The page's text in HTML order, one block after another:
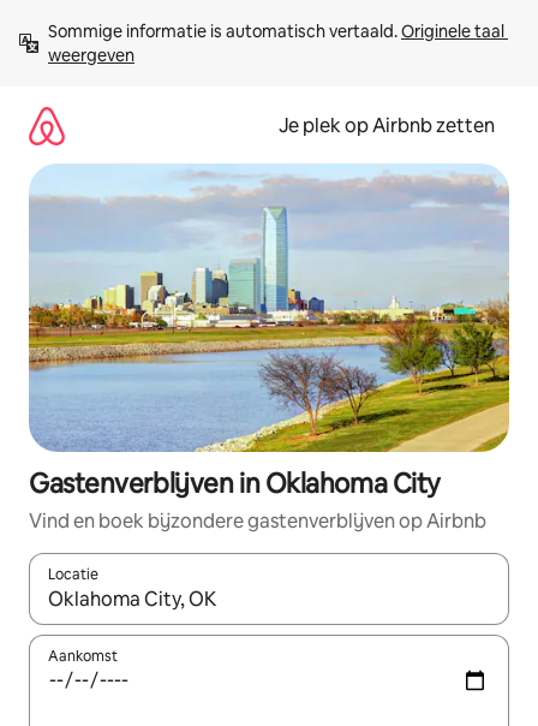
direct
naar
Sommige informatie is automatisch vertaald. Originele taal
weergeven
Je plek op Airbnb zetten
Gastenverblijven in Oklahoma City
Vind en boek bijzondere gastenverblijven op Airbnb
Locatie
Wanneer er resultaten beschikbaar zijn, maak je een keuze
Aankomst